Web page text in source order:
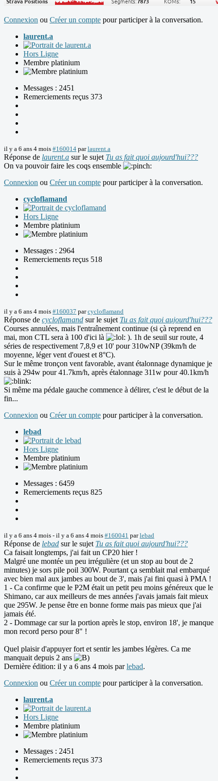
Connexion ou Créer un compte pour participer à la conversation.
laurent.a
Hors Ligne
Membre platinium
Messages : 2451
Remerciements reçus 373
il y a 6 ans 4 mois #160014 parlaurent.a
Réponse de laurent.a sur le sujet Tu as fait quoi aujourd'hui???
On va pouvoir faire les coqs ensemble
Connexion ou Créer un compte pour participer à la conversation.
cycloflamand
Hors Ligne
Membre platinium
Messages : 2964
Remerciements reçus 518
il y a 6 ans 4 mois #160037 parcycloflamand
Réponse de cycloflamand sur le sujet Tu as fait quoi aujourd'hui???
Courses annulées, mais l'entraînement continue (si çà reprend en
mai, mon CTL sera à 100 d'ici là
). 1h de seuil sur route, 4
séries de respectivement 7,8,9 et 10' pour 310wNP (39km/h de
moyenne, léger vent d'ouest et 8°C).
Sur le même tronçon vent favorable, avant étalonnage dynamique je
suis à 294w pour 41.7km/h, après étalonnage 311w pour 40.1km/h
Si même ma pédale gauche commence à délirer, c'est le début de la
fin...
Connexion ou Créer un compte pour participer à la conversation.
lebad
Hors Ligne
Membre platinium
Messages : 6459
Remerciements reçus 825
il y a 6 ans 4 mois - il y a 6 ans 4 mois #160041 parlebad
Réponse de lebad sur le sujet Tu as fait quoi aujourd'hui???
Ca faisait longtemps, j'ai fait un CP20 hier !
Malgré une montée un peu irrégulière (et un stop au bout de 2
minutes) je sors pile poil 300W. Pourtant ça semblait mal embarqué
avec bien mal aux jambes au bout de 3', mais j'ai fini quasi à PMA !
1 - Ca confirme que le P2M était un petit peu moins généreux que le
Shimano, car aux meilleurs de mes années j'avais jamais fait mieux
que 295W. Je pense être en bonne forme mais pas mieux que j'ai
jamais été.
2 - Dommage car sur la portion après le stop, environ 18', je manque
mon record perso pour 8" !
Quel plaisir d'appuyer fort et sentir les jambes légères. Ca me
manquait depuis 2 ans
Dernière édition: il y a 6 ans 4 mois parlebad.
Connexion ou Créer un compte pour participer à la conversation.
laurent.a
Hors Ligne
Membre platinium
Messages : 2451
Remerciements reçus 373